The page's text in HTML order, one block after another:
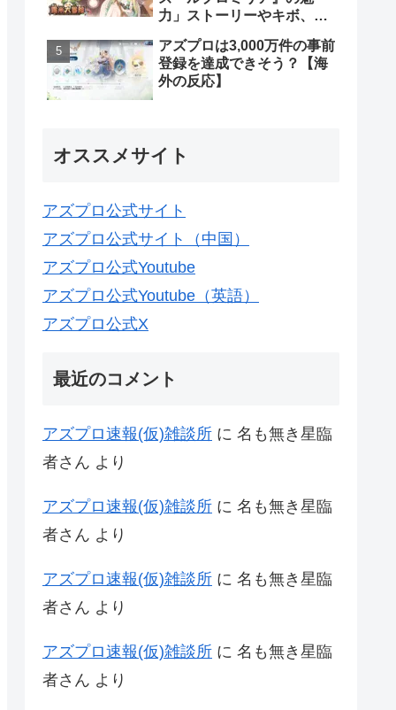
力」ストーリーやキボ、ス
反応】
アズプロは3,000万件の事前
登録を達成できそう？【海
外の反応】
オススメサイト
アズプロ公式サイト
アズプロ公式サイト（中国）
アズプロ公式Youtube
アズプロ公式Youtube（英語）
アズプロ公式X
最近のコメント
アズプロ速報(仮)雑談所 に 名も無き星臨
者さん より
アズプロ速報(仮)雑談所 に 名も無き星臨
者さん より
アズプロ速報(仮)雑談所 に 名も無き星臨
者さん より
アズプロ速報(仮)雑談所 に 名も無き星臨
者さん より